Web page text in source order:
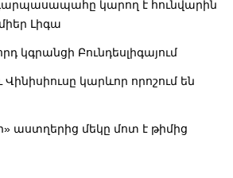
կարող է հունվարին
Լիգա
կգրանցի Բունդեսլիգայում
կարևոր որոշում են
աստղերից մեկը մոտ է թիմից